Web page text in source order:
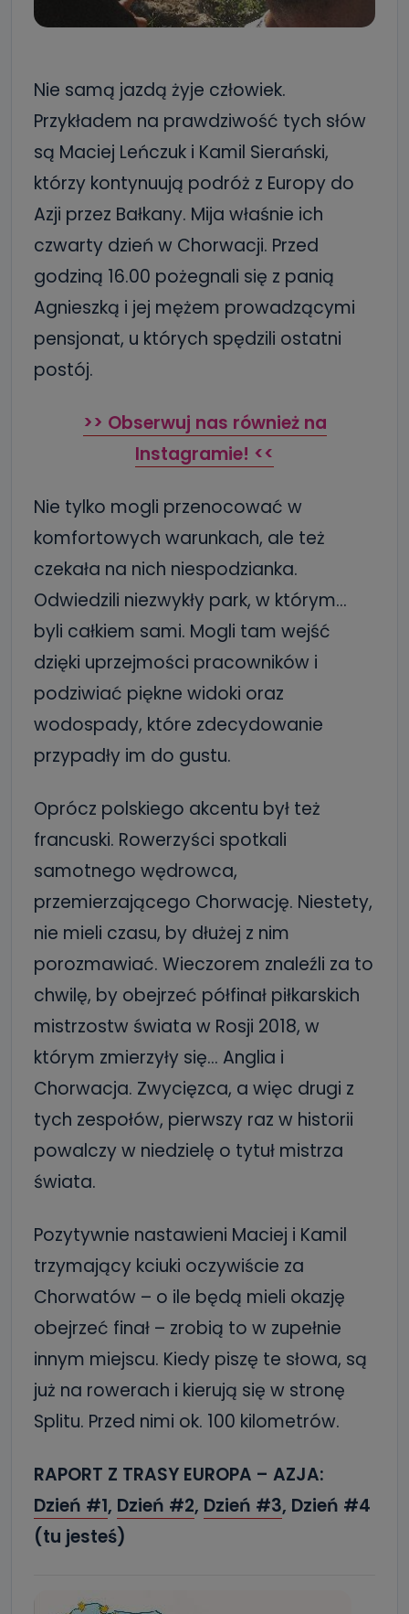
Nie samą jazdą żyje człowiek.
Przykładem na prawdziwość tych słów
są Maciej Leńczuk i Kamil Sierański,
którzy kontynuują podróż z Europy do
Azji przez Bałkany. Mija właśnie ich
czwarty dzień w Chorwacji. Przed
godziną 16.00 pożegnali się z panią
Agnieszką i jej mężem prowadzącymi
pensjonat, u których spędzili ostatni
postój.
>> Obserwuj nas również na
Instagramie! <<
Nie tylko mogli przenocować w
komfortowych warunkach, ale też
czekała na nich niespodzianka.
Odwiedzili niezwykły park, w którym…
byli całkiem sami. Mogli tam wejść
dzięki uprzejmości pracowników i
podziwiać piękne widoki oraz
wodospady, które zdecydowanie
przypadły im do gustu.
Oprócz polskiego akcentu był też
francuski. Rowerzyści spotkali
samotnego wędrowca,
przemierzającego Chorwację. Niestety,
nie mieli czasu, by dłużej z nim
porozmawiać. Wieczorem znaleźli za to
chwilę, by obejrzeć półfinał piłkarskich
mistrzostw świata w Rosji 2018, w
którym zmierzyły się… Anglia i
Chorwacja. Zwycięzca, a więc drugi z
tych zespołów, pierwszy raz w historii
powalczy w niedzielę o tytuł mistrza
świata.
Pozytywnie nastawieni Maciej i Kamil
trzymający kciuki oczywiście za
Chorwatów – o ile będą mieli okazję
obejrzeć finał – zrobią to w zupełnie
innym miejscu. Kiedy piszę te słowa, są
już na rowerach i kierują się w stronę
Splitu. Przed nimi ok. 100 kilometrów.
RAPORT Z TRASY EUROPA – AZJA:
Dzień #1, Dzień #2, Dzień #3, Dzień #4
(tu jesteś)